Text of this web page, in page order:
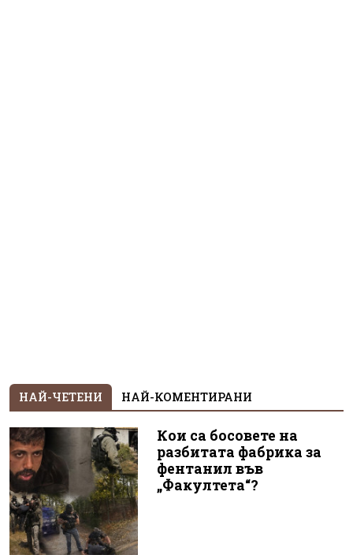
НАЙ-ЧЕТЕНИ НАЙ-КОМЕНТИРАНИ
Кои са босовете на
разбитата фабрика за
фентанил във
„Факултета“?